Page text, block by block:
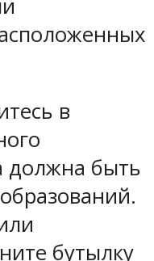
в
должна быть
бутылку